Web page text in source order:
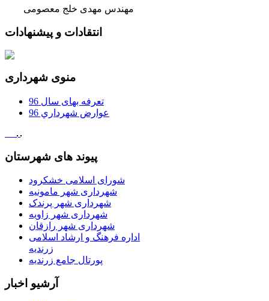
مهندس مهدی خلج معصومی
انتقادات و پیشنهادات
منوی شهرداری
تعرفه بهای سال 96
عوارض شهرداري 96
پیوند های شهرستان
شورای اسلامی خشکرود
شهرداری شهر مامونیه
شهرداری شهر پرندک
شهرداری شهر زاویه
شهرداری شهر رازقان
اداره فرهنگ و ارشاد اسلامی
زرندیه
پورتال جامع زرندیه
آرشیو اخبار